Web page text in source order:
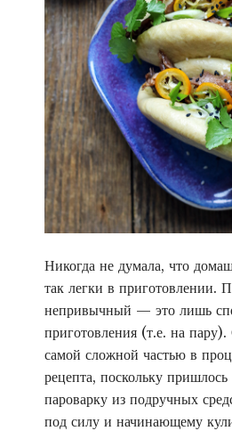
т
ь
б
о
л
ь
ш
е
к
о
н
е
н
т
а
Никогда не думала, что
так легки в приготовлении.
непривычный — это лишь
приготовления (т.е. на
самой сложной частью в
рецепта, поскольку пришлось
пароварку из подручных
под силу и начинающему